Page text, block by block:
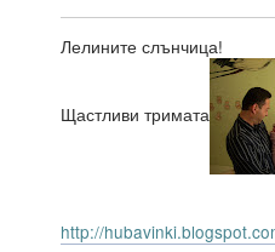
Лелините слънчица!
Щастливи тримата
http://